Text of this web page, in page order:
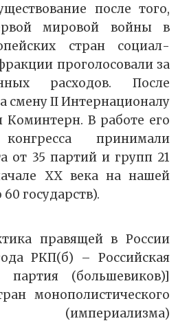
после того,
мировой войны в
стран социал-
проголосовали за
расходов. После
смену II Интернационалу
Коминтерн. В работе его
конгресса принимали
от 35 партий и групп 21
XX века на нашей
государств).
правящей в России
РКП(б) – Российская
партия (большевиков)]
монополистического
(империализма)